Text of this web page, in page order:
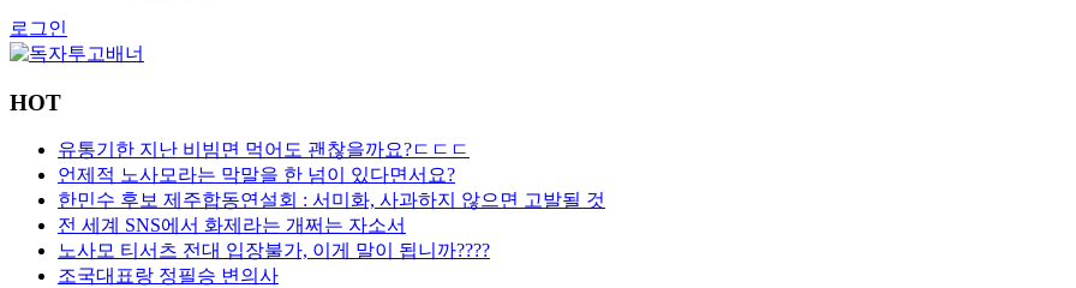
로그인
HOT
유통기한 지난 비빔면 먹어도 괜찮을까요?ㄷㄷㄷ
언제적 노사모라는 막말을 한 넘이 있다면서요?
한민수 후보 제주합동연설회 : 서미화, 사과하지 않으면 고발될 것
전 세계 SNS에서 화제라는 개쩌는 자소서
노사모 티서츠 전대 입장불가, 이게 말이 됩니까????
조국대표랑 정필승 변의사